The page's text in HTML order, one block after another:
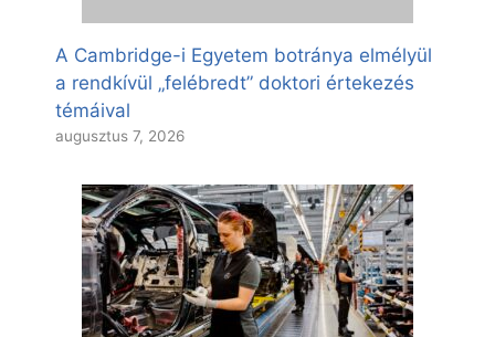
A Cambridge-i Egyetem botránya elmélyül
a rendkívül „felébredt” doktori értekezés
témáival
augusztus 7, 2026